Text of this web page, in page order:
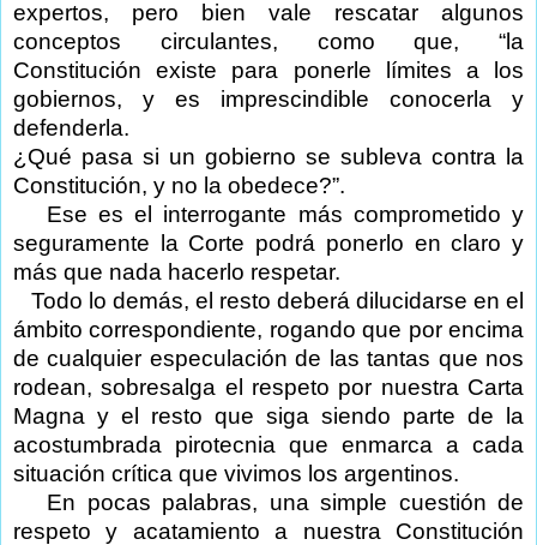
expertos, pero bien vale rescatar algunos
conceptos circulantes, como que, “la
Constitución existe para ponerle límites a los
gobiernos, y es imprescindible conocerla y
defenderla.
¿Qué pasa si un gobierno se subleva contra la
Constitución, y no la obedece?”.
Ese es el interrogante más comprometido y
seguramente la Corte podrá ponerlo en claro y
más que nada hacerlo respetar.
Todo lo demás, el resto deberá dilucidarse en el
ámbito correspondiente, rogando que por encima
de cualquier especulación de las tantas que nos
rodean, sobresalga el respeto por nuestra Carta
Magna y el resto que siga siendo parte de la
acostumbrada pirotecnia que enmarca a cada
situación crítica que vivimos los argentinos.
En pocas palabras, una simple cuestión de
respeto y acatamiento a nuestra Constitución